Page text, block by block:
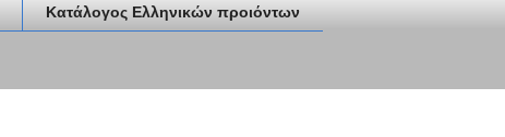
Κατάλογος Ελληνικών προιόντων